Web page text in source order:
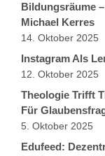
Bildungsräume
Michael Kerres
14. Oktober 2025
Instagram Als
12. Oktober 2025
Theologie Trifft
Für
5. Oktober 2025
Edufeed: